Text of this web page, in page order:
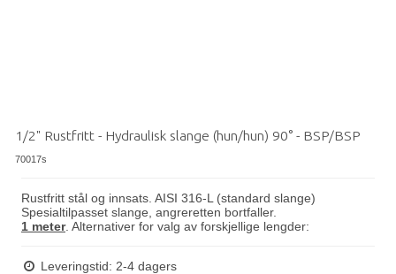
1/2" Rustfritt - Hydraulisk slange (hun/hun) 90° - BSP/BSP
70017s
Rustfritt stål og innsats. AISI 316-L (standard slange)
Spesialtilpasset slange, angreretten bortfaller.
1 meter. Alternativer for valg av forskjellige lengder:
Leveringstid: 2-4 dagers